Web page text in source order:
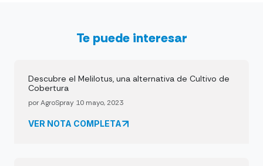
Te puede interesar
Descubre el Melilotus, una alternativa de Cultivo de
Cobertura
por AgroSpray 10 mayo, 2023
VER NOTA COMPLETA